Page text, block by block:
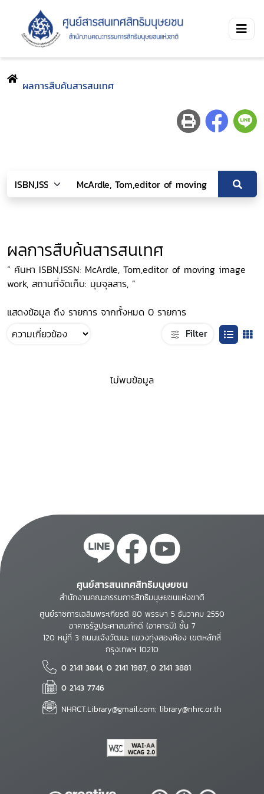
ผลการสืบค้นสารสนเทศ
ผลการสืบค้นสารสนเทศ
“ ค้นหา ISBN,ISSN: McArdle, Tom,editor of moving image
work, สถานที่จัดเก็บ: มุมจุลสาร, ”
แสดงข้อมูล ถึง รายการ จากทั้งหมด 0 รายการ
Filter
ไม่พบข้อมูล
ศูนย์สารสนเทศสิทธิมนุษยชน
สำนักงานคณะกรรมการสิทธิมนุษยชนแห่งชาติ
ศูนย์ราชการเฉลิมพระเกียรติ 80 พรรษา 5 ธันวาคม 2550
อาคารรัฐประศาสนภักดี (อาคารบี) ชั้น 7
120 หมู่ที่ 3 ถนนแจ้งวัฒนะ แขวงทุ่งสองห้อง เขตหลักสี่
กรุงเทพฯ 10210
0 2141 3844, 0 2141 1987, 0 2141 3881
0 2143 7746
NHRCT.Library@gmail.com; library@nhrc.or.th